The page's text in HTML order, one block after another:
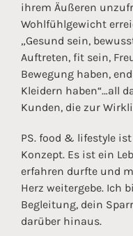
ihrem Äußeren
Wohlfühlgewicht
„Gesund sein,
Auftreten, fit sein,
Bewegung haben,
Kleidern haben“…all
Kunden, die zur
PS. food & lifestyle
Konzept. Es ist ein
erfahren durfte und
Herz weitergebe. Ich
Begleitung, dein
darüber hinaus.